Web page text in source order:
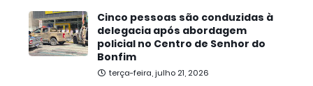
Cinco pessoas são conduzidas à
delegacia após abordagem
policial no Centro de Senhor do
Bonfim
terça-feira, julho 21, 2026